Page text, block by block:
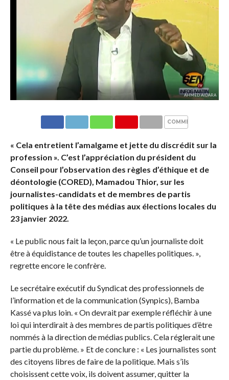
AHMED AIDARA
COMMENTAIRES
« Cela entretient l’amalgame et jette du discrédit sur la
profession ». C’est l’appréciation du président du
Conseil pour l’observation des règles d’éthique et de
déontologie (CORED), Mamadou Thior, sur les
journalistes-candidats et de membres de partis
politiques à la tête des médias aux élections locales du
23 janvier 2022.
« Le public nous fait la leçon, parce qu’un journaliste doit
être à équidistance de toutes les chapelles politiques. »,
regrette encore le confrère.
Le secrétaire exécutif du Syndicat des professionnels de
l’information et de la communication (Synpics), Bamba
Kassé va plus loin. « On devrait par exemple réfléchir à une
loi qui interdirait à des membres de partis politiques d’être
nommés à la direction de médias publics. Cela réglerait une
partie du problème. » Et de conclure : « Les journalistes sont
des citoyens libres de faire de la politique. Mais s’ils
choisissent cette voix, ils doivent assumer, quitter la